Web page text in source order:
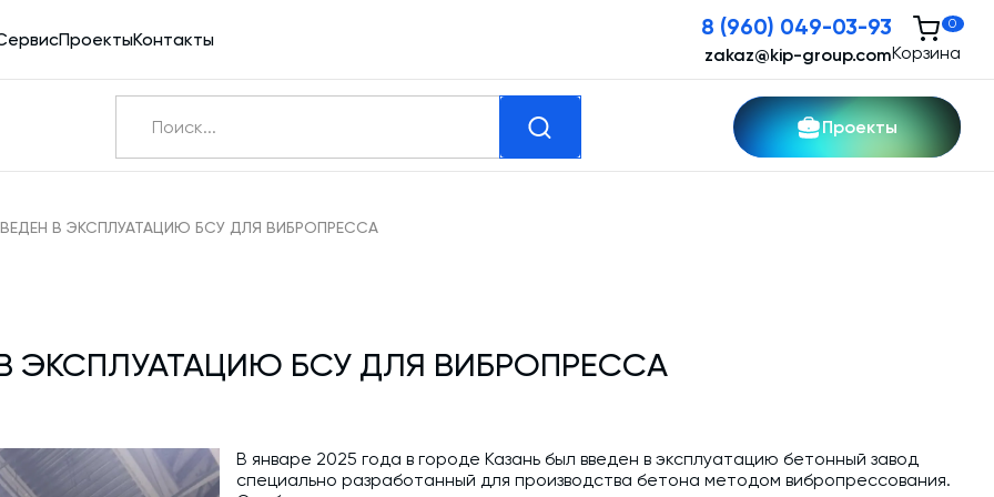
ПроектыКонтакты 8 (960) 049-03-93
zakaz@kip-group.comКорзина
0
Ничего не найдено
Проекты
Конвейерное оборудование
Пневмотранспорт
Зимний комплект. Изготовление и монтаж
Доставка, шеф-монтаж и пуско-наладка и
В ЭКСПЛУАТАЦИЮ БСУ ДЛЯ ВИБРОПРЕССА
ЭКСПЛУАТАЦИЮ БСУ ДЛЯ ВИБРОПРЕССА
В январе 2025 года в городе Казань был введен в эксплуатацию бетонный завод
специально разработанный для производства бетона методом вибропрессования.